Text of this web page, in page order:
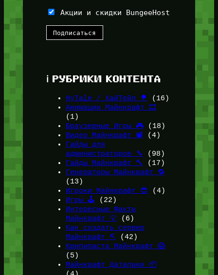
Акции и скидки BungeeHost
ℹ️ РУБРИКИ КОНТЕНТА
HyTale / ХайТейл 🌳
(16)
Анимации Майнкрафт 🎞️
(1)
Браузерные Игры 🎮(18)
Видео Майнкрафт 📽️ (4)
Гайды для
администраторов 🔧
(98)
Гайды Майнкрафт 🔨
(17)
Генераторы Майнкрафт 🔁
(13)
Игроки Майнкрафт 😎 (4)
Игры 🕹️ (22)
Интересные Факты
Майнкрафт 💡(6)
Как создать сервер
Майнкрафт ⛏️ (42)
Крипипаста Майнкрафт 😱
(5)
Майнкрафт Датапаки 📦